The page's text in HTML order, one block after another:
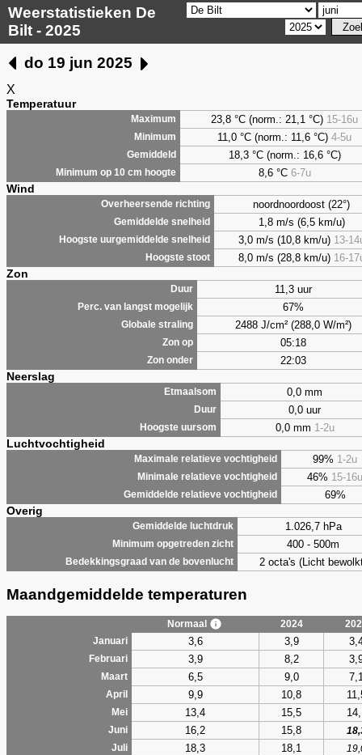
Weerstatistieken De
Bilt - 2025
do 19 jun 2025
X
Temperatuur
Maximum 23,8 °C (norm.: 21,1 °C) 15-16u
Minimum 11,0 °C (norm.: 11,6 °C) 4-5u
Gemiddeld 18,3 °C (norm.: 16,6 °C)
Minimum op 10 cm hoogte 8,6°C 6-7u
Wind
Overheersende richting noordnoordoost (22°)
Gemiddelde snelheid 1,8 m/s (6,5 km/u)
Hoogste uurgemiddelde snelheid 3,0 m/s (10,8 km/u) 13-
Hoogste stoot 8,0 m/s (28,8 km/u) 16-
Zon
Duur 11,3 uur
Perc. van langst mogelijk 67%
Globale straling 2488 J/cm² (288,0 W/m²)
Zon op 05:18
Zon onder 22:03
Neerslag
Etmaalsom 0,0 mm
Duur 0,0 uur
Hoogste uursom 0,0 mm 1-2u
Luchtvochtigheid
Maximale relatieve vochtigheid 99% 1-2u
Minimale relatieve vochtigheid 46% 15-16u
Gemiddelde relatieve vochtigheid 69%
Overig
Gemiddelde luchtdruk 1.026,7 hPa
Minimum opgetreden zicht 400 - 500m
Bedekkingsgraad van de bovenlucht 2 octa's (Licht
Maandgemiddelde temperaturen
Normaal 2024
Januari
3,6 3,9
Februari 3,9 8,2
Maart 6,5 9,0
April 9,9 10,8
Mei 13,4 15,5
Juni 16,2 15,8
Juli
18,3 18,1